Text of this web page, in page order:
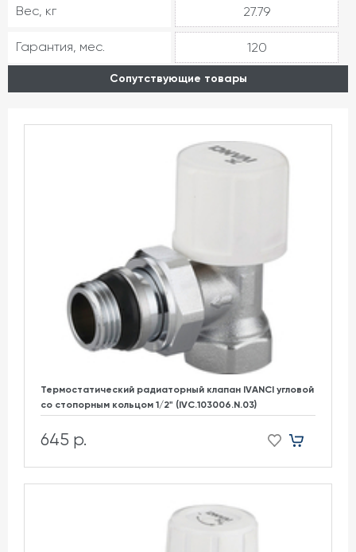
Вес, кг 27.79
Гарантия, мес. 120
Сопутствующие товары
Термостатический радиаторный клапан IVANCI угловой
со стопорным кольцом 1/2" (IVC.103006.N.03)
645 р.